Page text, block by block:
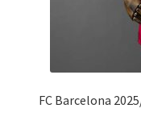
FC Barcelona